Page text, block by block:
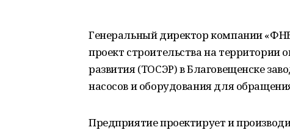
Генеральный директор компании
проект строительства на территории
развития (ТОСЭР) в Благовещенске
насосов и оборудования для
Предприятие проектирует и